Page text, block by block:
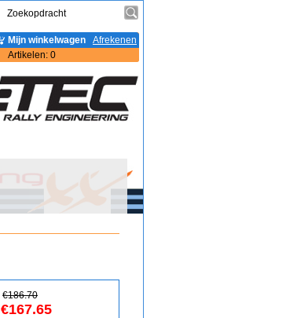
Afrekenen
Mijn winkelwagen
Artikelen: 0
€186.70
€167.65